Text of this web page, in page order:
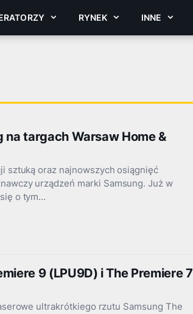
RYNEK INNE
na targach Warsaw Home &
sztuką oraz najnowszych osiągnięć
urządzeń marki Samsung. Już w
o tym…
9 (LPU9D) i The Premiere 7
ultrakrótkiego rzutu Samsung The